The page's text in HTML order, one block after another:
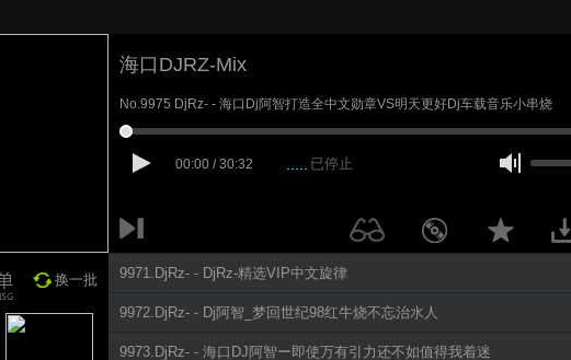
海口DJRZ-Mix
No.9975 DjRz- - 海口Dj阿智打造全中文勋章VS明天更好Dj车载音乐小串烧
00:00 / 30:32 已停止
换一批 9971.DjRz- - DjRz-精选VIP中文旋律
9972.DjRz- - Dj阿智_梦回世纪98红牛烧不忘治水人
9973.DjRz- - 海口DJ阿智ー即使万有引力还不如值得我着迷